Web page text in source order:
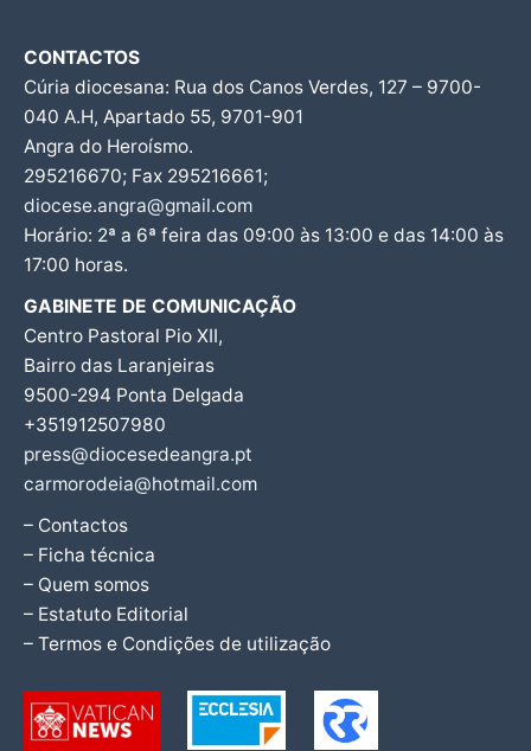
CONTACTOS
Cúria diocesana: Rua dos Canos Verdes, 127 – 9700-
040 A.H, Apartado 55, 9701-901
Angra do Heroísmo.
295216670; Fax 295216661;
diocese.angra@gmail.com
Horário: 2ª a 6ª feira das 09:00 às 13:00 e das 14:00 às
17:00 horas.
GABINETE DE COMUNICAÇÃO
Centro Pastoral Pio XII,
Bairro das Laranjeiras
9500-294 Ponta Delgada
+351912507980
press@diocesedeangra.pt
carmorodeia@hotmail.com
– Contactos
– Ficha técnica
– Quem somos
– Estatuto Editorial
– Termos e Condições de utilização